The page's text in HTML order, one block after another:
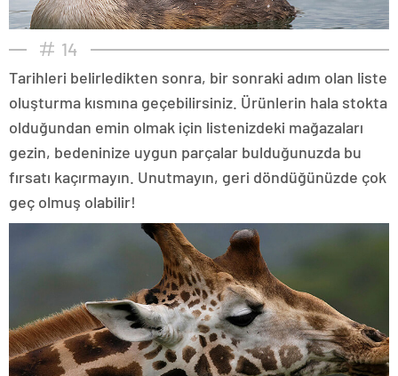
14
Tarihleri belirledikten sonra, bir sonraki adım olan liste
oluşturma kısmına geçebilirsiniz. Ürünlerin hala stokta
olduğundan emin olmak için listenizdeki mağazaları
gezin, bedeninize uygun parçalar bulduğunuzda bu
fırsatı kaçırmayın. Unutmayın, geri döndüğünüzde çok
geç olmuş olabilir!